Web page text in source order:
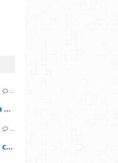
accueil de loisirs: Il a plu mais on a passé une super semaine😉
ACCUEIL DE LOISIRS: retour de nos campeurs annoncé ...